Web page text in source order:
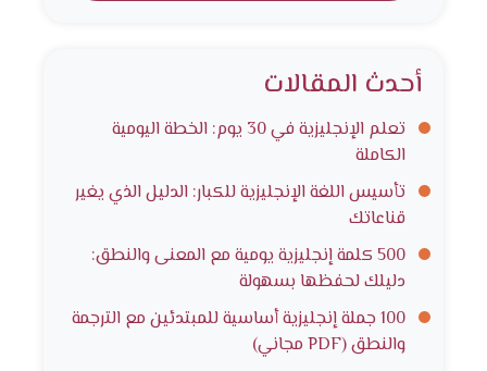
أحدث المقالات
تعلم الإنجليزية في 30 يوم: الخطة اليومية
الكاملة
تأسيس اللغة الإنجليزية للكبار: الدليل الذي يغير
قناعاتك
500 كلمة إنجليزية يومية مع المعنى والنطق:
دليلك لحفظها بسهولة
100 جملة إنجليزية أساسية للمبتدئين مع الترجمة
والنطق (PDF مجاني)